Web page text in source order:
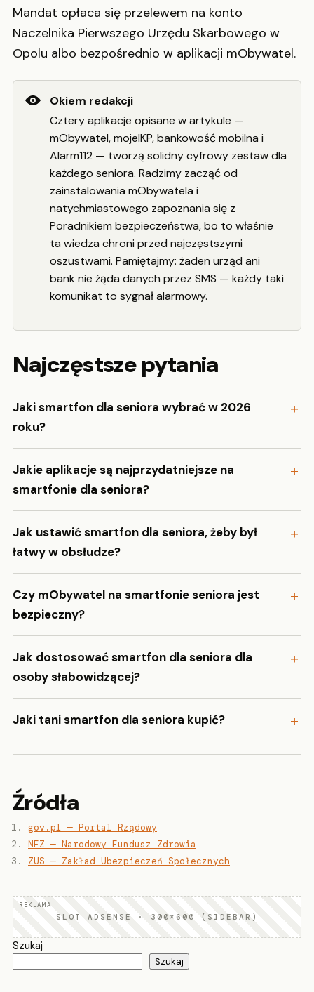
Mandat opłaca się przelewem na konto
Naczelnika Pierwszego Urzędu Skarbowego w
Opolu albo bezpośrednio w aplikacji mObywatel.
Okiem redakcji
Cztery aplikacje opisane w artykule —
mObywatel, mojeIKP, bankowość mobilna i
Alarm112 — tworzą solidny cyfrowy zestaw dla
każdego seniora. Radzimy zacząć od
zainstalowania mObywatela i
natychmiastowego zapoznania się z
Poradnikiem bezpieczeństwa, bo to właśnie
ta wiedza chroni przed najczęstszymi
oszustwami. Pamiętajmy: żaden urząd ani
bank nie żąda danych przez SMS — każdy taki
komunikat to sygnał alarmowy.
Najczęstsze pytania
Jaki smartfon dla seniora wybrać w 2026
roku?
Jakie aplikacje są najprzydatniejsze na
smartfonie dla seniora?
Jak ustawić smartfon dla seniora, żeby był
łatwy w obsłudze?
Czy mObywatel na smartfonie seniora jest
bezpieczny?
Jak dostosować smartfon dla seniora dla
osoby słabowidzącej?
Jaki tani smartfon dla seniora kupić?
Źródła
gov.pl — Portal Rządowy
NFZ — Narodowy Fundusz Zdrowia
ZUS — Zakład Ubezpieczeń Społecznych
SLOT ADSENSE · 300×600 (SIDEBAR)
Szukaj
Szukaj